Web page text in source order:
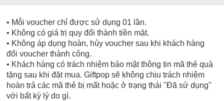
• Mỗi voucher chỉ được sử dụng 01 lần.
• Không có giá trị quy đổi thành tiền mặt.
• Không áp dụng hoàn, hủy voucher sau khi khách hàng
đổi voucher thành công.
• Khách hàng có trách nhiệm bảo mật thông tin mã thẻ quà
tặng sau khi đặt mua. Giftpop sẽ không chịu trách nhiệm
hoàn trả các mã thẻ bị mất hoặc ở trạng thái "Đã sử dụng"
với bất kỳ lý do gì.